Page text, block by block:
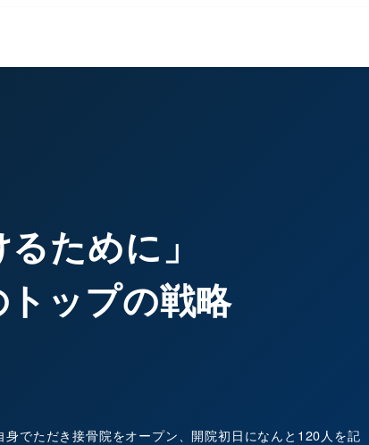
ために」
ップの戦略
でただき接骨院をオープン、開院初日になんと120人を記